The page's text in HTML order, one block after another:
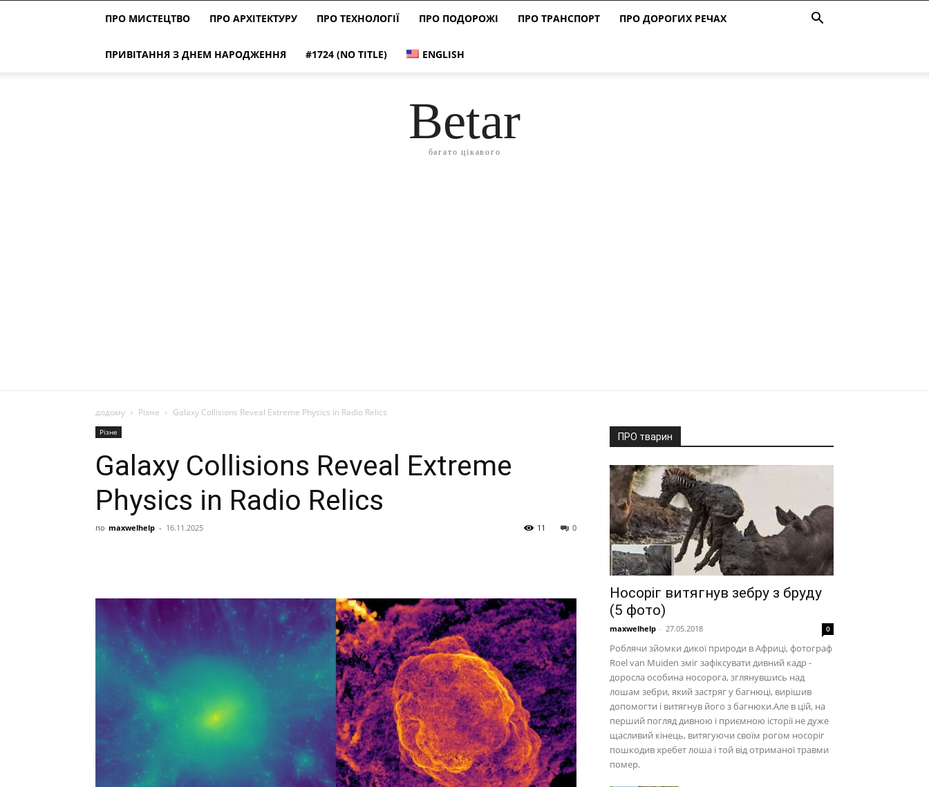
ПРО МИСТЕЦТВО ПРО АРХІТЕКТУРУ ПРО ТЕХНОЛОГІЇ ПРО ПОДОРОЖІ ПРО ТРАНСПОРТ ПРО ДОРОГИХ РЕЧАХ
ПРИВІТАННЯ З ДНЕМ НАРОДЖЕННЯ #1724 (NO TITLE) ENGLISH
Betar
багато цікавого
додому Різне Galaxy Collisions Reveal Extreme Physics in Radio Relics
Різне
Galaxy Collisions Reveal Extreme
Physics in Radio Relics
по maxwelhelp - 16.11.2025 0
11
ПРО тварин
Носоріг витягнув зебру з бруду
(5 фото)
maxwelhelp - 27.05.2018 0
Роблячи зйомки дикої природи в Африці, фотограф
Roel van Muiden зміг зафіксувати дивний кадр -
доросла особина носорога, зглянувшись над
лошам зебри, який застряг у багнюці, вирішив
допомогти і витягнув його з багнюки.Але в цій, на
перший погляд дивною і приємною історії не дуже
щасливий кінець, витягуючи своїм рогом носоріг
пошкодив хребет лоша і той від отриманої травми
помер.